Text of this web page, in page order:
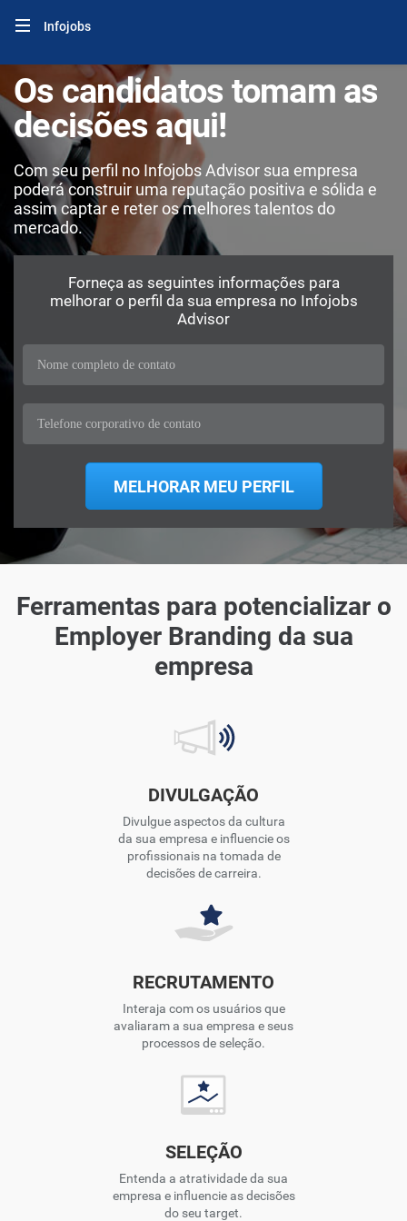
Infojobs
Os candidatos tomam as
decisões aqui!
Com seu perfil no Infojobs Advisor sua empresa
poderá construir uma reputação positiva e sólida e
assim captar e reter os melhores talentos do
mercado.
Forneça as seguintes informações para
melhorar o perfil da sua empresa no Infojobs
Advisor
Ferramentas para potencializar o
Employer Branding da sua
empresa
DIVULGAÇÃO
Divulgue aspectos da cultura
da sua empresa e influencie os
profissionais na tomada de
decisões de carreira.
RECRUTAMENTO
Interaja com os usuários que
avaliaram a sua empresa e seus
processos de seleção.
SELEÇÃO
Entenda a atratividade da sua
empresa e influencie as decisões
do seu target.